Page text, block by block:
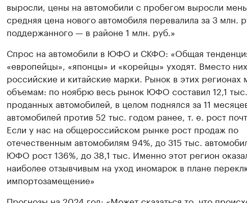
выросли, цены на автомобили с пробегом выросли
средняя цена нового автомобиля перевалила за 3 млн.
поддержанного — в районе 1 млн. руб.»
Спрос на автомобили в ЮФО и СКФО: «Общая
«европейцы», «японцы» и «корейцы» уходят. Вместо
российские и китайские марки. Рынок в этих регионах
объемам: по ноябрю весь рынок ЮФО составил 12,1 тыс.
проданных автомобилей, в целом поднялся за 11
автомобилей против 52 тыс. годом ранее, т. е. рост
Если у нас на общероссийском рынке рост продаж по
отечественным автомобилям 94%, до 315 тыс.
ЮФО рост 136%, до 38,1 тыс. Именно этот регион
наиболее отзывчивым на уход иномарок в плане
импортозамещение»